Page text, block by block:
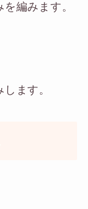
編みます。
ます。